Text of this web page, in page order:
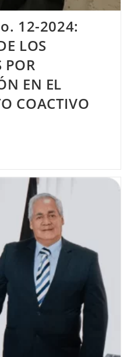
12-2024:
LOS
POR
EN EL
COACTIVO